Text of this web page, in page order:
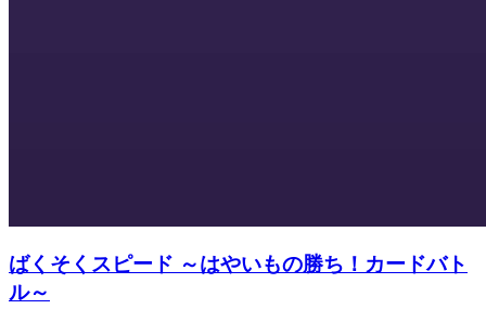
ばくそくスピード ～はやいもの勝ち！カードバト
ル～